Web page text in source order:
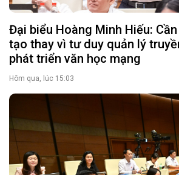
Đại biểu Hoàng Minh Hiếu:
tạo thay vì tư duy quản lý
phát triển văn học mạng
Hôm qua, lúc 15:03